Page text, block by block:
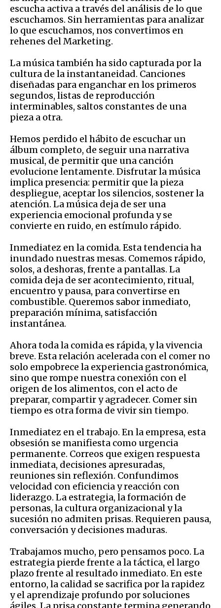
escucha activa a través del análisis de lo que
escuchamos. Sin herramientas para analizar
lo que escuchamos, nos convertimos en
rehenes del Marketing.
La música también ha sido capturada por la
cultura de la instantaneidad. Canciones
diseñadas para enganchar en los primeros
segundos, listas de reproducción
interminables, saltos constantes de una
pieza a otra.
Hemos perdido el hábito de escuchar un
álbum completo, de seguir una narrativa
musical, de permitir que una canción
evolucione lentamente. Disfrutar la música
implica presencia: permitir que la pieza
despliegue, aceptar los silencios, sostener la
atención. La música deja de ser una
experiencia emocional profunda y se
convierte en ruido, en estímulo rápido.
Inmediatez en la comida. Esta tendencia ha
inundado nuestras mesas. Comemos rápido,
solos, a deshoras, frente a pantallas. La
comida deja de ser acontecimiento, ritual,
encuentro y pausa, para convertirse en
combustible. Queremos sabor inmediato,
preparación mínima, satisfacción
instantánea.
Ahora toda la comida es rápida, y la vivencia
breve. Esta relación acelerada con el comer no
solo empobrece la experiencia gastronómica,
sino que rompe nuestra conexión con el
origen de los alimentos, con el acto de
preparar, compartir y agradecer. Comer sin
tiempo es otra forma de vivir sin tiempo.
Inmediatez en el trabajo. En la empresa, esta
obsesión se manifiesta como urgencia
permanente. Correos que exigen respuesta
inmediata, decisiones apresuradas,
reuniones sin reflexión. Confundimos
velocidad con eficiencia y reacción con
liderazgo. La estrategia, la formación de
personas, la cultura organizacional y la
sucesión no admiten prisas. Requieren pausa,
conversación y decisiones maduras.
Trabajamos mucho, pero pensamos poco. La
estrategia pierde frente a la táctica, el largo
plazo frente al resultado inmediato. En este
entorno, la calidad se sacrifica por la rapidez
y el aprendizaje profundo por soluciones
ágiles. La prisa constante termina generando